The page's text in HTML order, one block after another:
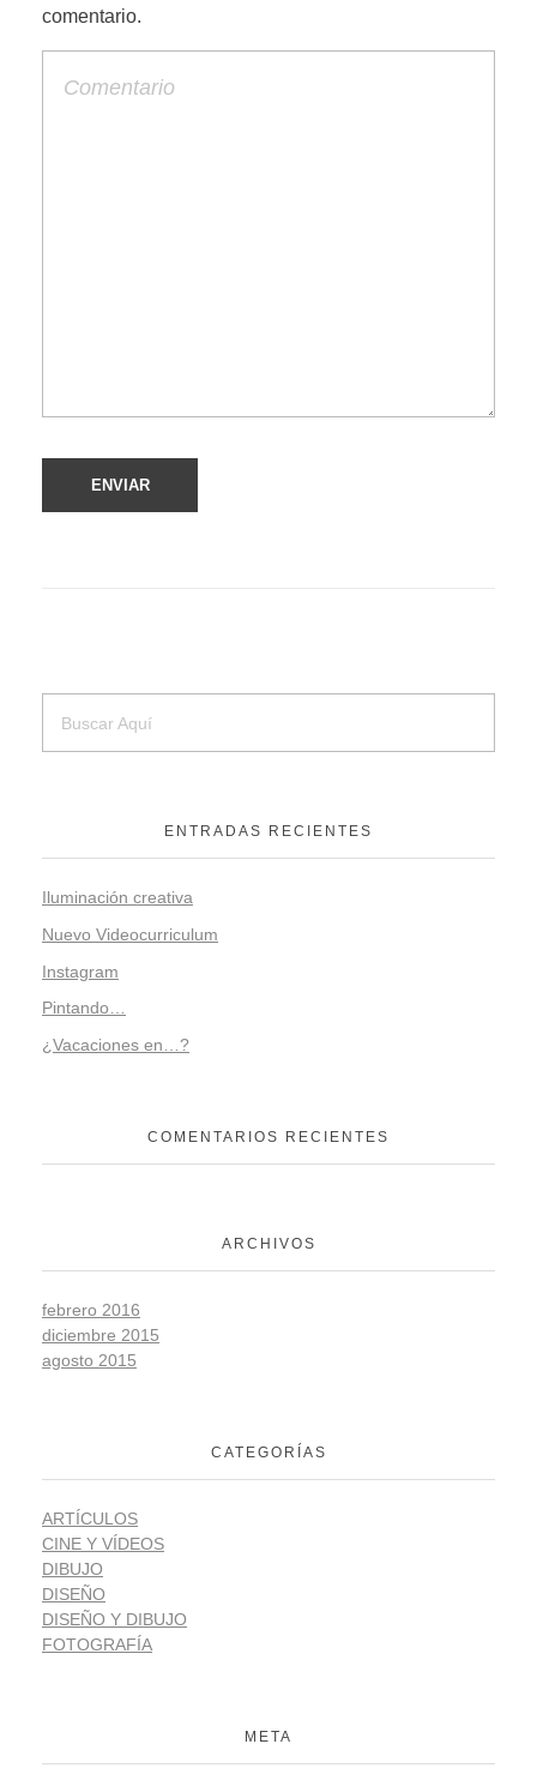
comentario.
ENTRADAS RECIENTES
Iluminación creativa
Nuevo Videocurriculum
Instagram
Pintando…
¿Vacaciones en…?
COMENTARIOS RECIENTES
ARCHIVOS
febrero 2016
diciembre 2015
agosto 2015
CATEGORÍAS
ARTÍCULOS
CINE Y VÍDEOS
DIBUJO
DISEÑO
DISEÑO Y DIBUJO
FOTOGRAFÍA
META